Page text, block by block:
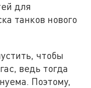
для
танков нового
чтобы
ведь тогда
Поэтому,